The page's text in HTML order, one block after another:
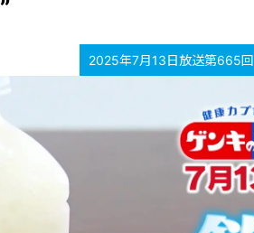
2025年7月13日放送第665回